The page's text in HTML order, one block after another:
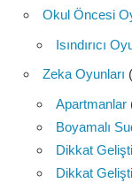
Okul Öncesi
Isındırıcı
Zeka Oyunları
Apartmanlar
Boyamalı
Dikkat
Dikkat